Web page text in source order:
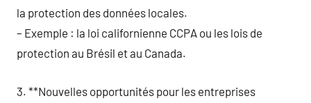
la protection des données locales.
– Exemple : la loi californienne CCPA ou les lois de
protection au Brésil et au Canada.
3. **Nouvelles opportunités pour les entreprises